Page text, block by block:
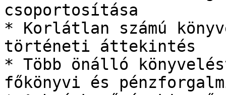
csoportosítása
* Korlátlan számú
történeti áttekintés
* Több önálló
főkönyvi és